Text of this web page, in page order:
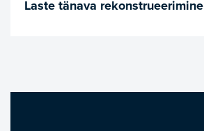
Laste tänava rekonstrueerimine